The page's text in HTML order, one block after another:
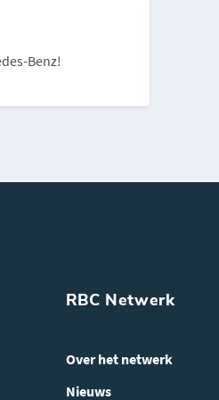
Benz!
RBC Netwerk
Over het netwerk
Nieuws